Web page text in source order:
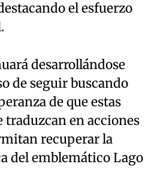
el esfuerzo
desarrollándose
de seguir buscando
de que estas
traduzcan en acciones
recuperar la
del emblemático Lago